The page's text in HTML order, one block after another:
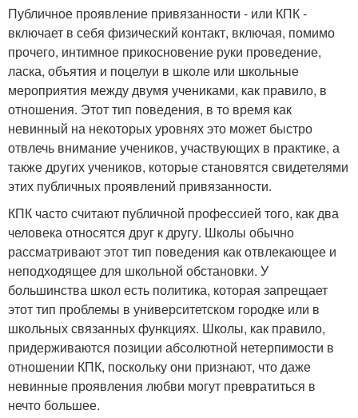
Публичное проявление привязанности - или КПК -
включает в себя физический контакт, включая, помимо
прочего, интимное прикосновение руки проведение,
ласка, объятия и поцелуи в школе или школьные
мероприятия между двумя учениками, как правило, в
отношения. Этот тип поведения, в то время как
невинный на некоторых уровнях это может быстро
отвлечь внимание учеников, участвующих в практике, а
также других учеников, которые становятся свидетелями
этих публичных проявлений привязанности.
КПК часто считают публичной профессией того, как два
человека относятся друг к другу. Школы обычно
рассматривают этот тип поведения как отвлекающее и
неподходящее для школьной обстановки. У
большинства школ есть политика, которая запрещает
этот тип проблемы в университетском городке или в
школьных связанных функциях. Школы, как правило,
придерживаются позиции абсолютной нетерпимости в
отношении КПК, поскольку они признают, что даже
невинные проявления любви могут превратиться в
нечто большее.